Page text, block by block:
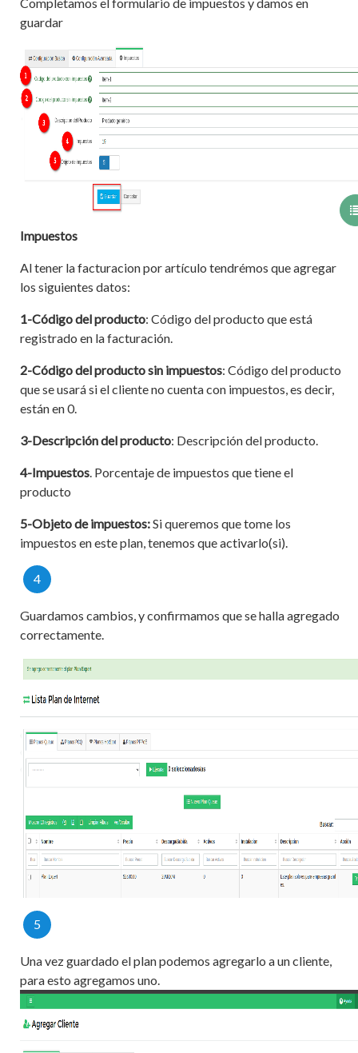
guardar
Impuestos
Al tener la facturacion por artículo tendrémos que agregar
los siguientes datos:
1-Código del producto: Código del producto que está
registrado en la facturación.
2-Código del producto sin impuestos: Código del producto
que se usará si el cliente no cuenta con impuestos, es decir,
están en 0.
3-Descripción del producto: Descripción del producto.
4-Impuestos . Porcentaje de impuestos que tiene el
producto
5-Objeto de impuestos:Si queremos que tome los
impuestos en este plan, tenemos que activarlo(si).
4
Guardamos cambios, y confirmamos que se halla agregado
correctamente.
5
Una vez guardado el plan podemos agregarlo a un cliente,
para esto agregamos uno.